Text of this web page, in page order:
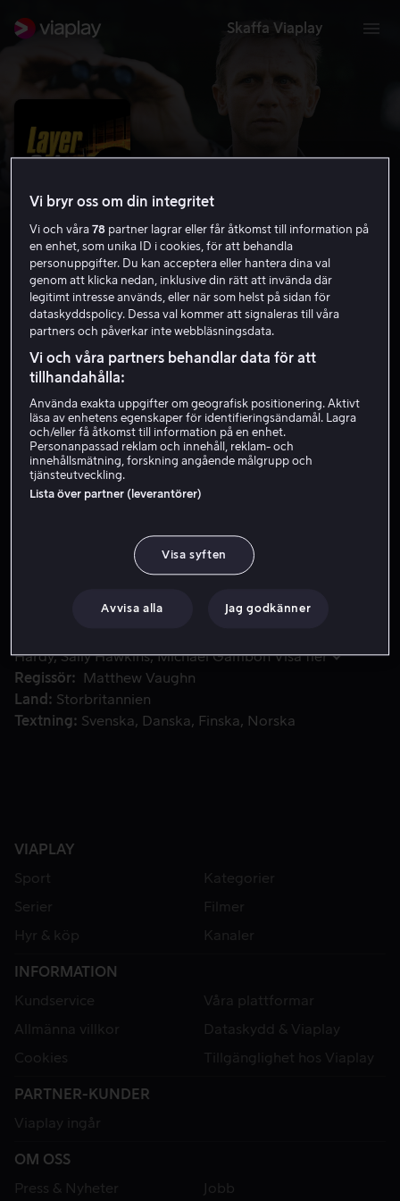
Skaffa Viaplay
Layer Cake
7.2 Kriminaldrama Thriller 2004
15 år
Skaffa Viaplay
hierarkins organiserade brottslighet. Han överlämnas
två uppdrag av Jimmy Price, en högt uppsatt
av Jimmys vänner.
Hardy Sally Hawkins Michael Gambon Visa fler
Regissör
Matthew Vaughn
Land
Storbritannien
Textning
Svenska Danska Finska Norska
VIAPLAY
Sport
Kategorier
Serier
Filmer
Hyr & köp
Kanaler
INFORMATION
Kundservice
Våra plattformar
Allmänna villkor
Dataskydd & Viaplay
Cookies
Tillgänglighet hos Viaplay
PARTNER-KUNDER
Viaplay ingår
OM OSS
Press & Nyheter
Jobb
Vi bryr oss om din integritet
Vi och våra78 partner lagrar eller får åtkomst till information på
en enhet, som unika ID i cookies, för att behandla
personuppgifter. Du kan acceptera eller hantera dina val
genom att klicka nedan, inklusive din rätt att invända där
legitimt intresse används, eller när som helst på sidan för
dataskyddspolicy. Dessa val kommer att signaleras till våra
partners och påverkar inte webbläsningsdata.
Vi och våra partners behandlar data för att
tillhandahålla:
Använda exakta uppgifter om geografisk positionering. Aktivt
läsa av enhetens egenskaper för identifieringsändamål. Lagra
och/eller få åtkomst till information på en enhet.
Personanpassad reklam och innehåll, reklam- och
innehållsmätning, forskning angående målgrupp och
tjänsteutveckling.
Lista över partner (leverantörer)
Visa syften
Avvisa alla Jag godkänner